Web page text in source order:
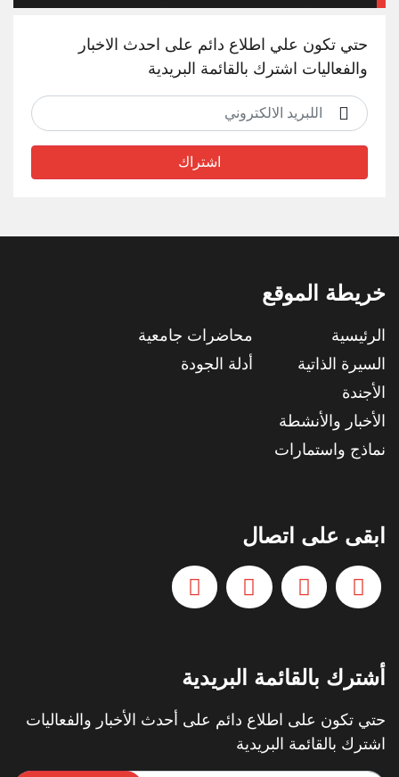
حتي تكون علي اطلاع دائم على احدث الاخبار
والفعاليات اشترك بالقائمة البريدية
اشتراك
خريطة الموقع
الرئيسية
السيرة الذاتية
الأجندة
الأخبار والأنشطة
نماذج واستمارات
محاضرات جامعية
أدلة الجودة
ابقى على اتصال
أشترك بالقائمة البريدية
حتي تكون على اطلاع دائم على أحدث الأخبار والفعاليات
اشترك بالقائمة البريدية